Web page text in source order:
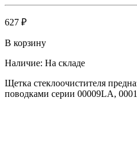
627 ₽
В корзину
Наличие: На складе
Щетка стеклоочистителя
поводками серии 00009LA,